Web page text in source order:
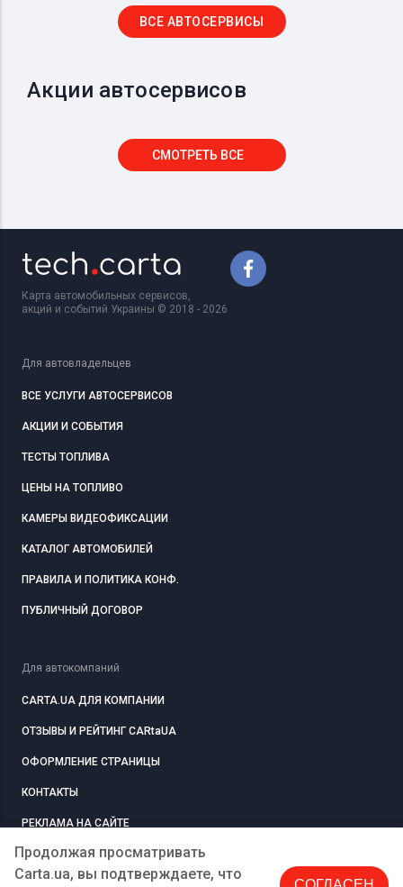
ВСЕ АВТОСЕРВИСЫ
Акции автосервисов
СМОТРЕТЬ ВСЕ
Продолжая просматривать
Carta.ua, вы подтверждаете, что
Карта автомобильных сервисов,
акций и событий Украины © 2018 - 2026
Для автовладельцев
ВСЕ УСЛУГИ АВТОСЕРВИСОВ
АКЦИИ И СОБЫТИЯ
ТЕСТЫ ТОПЛИВА
ЦЕНЫ НА ТОПЛИВО
КАМЕРЫ ВИДЕОФИКСАЦИИ
КАТАЛОГ АВТОМОБИЛЕЙ
ПРАВИЛА И ПОЛИТИКА КОНФ.
ПУБЛИЧНЫЙ ДОГОВОР
Для автокомпаний
CARTA.UA ДЛЯ КОМПАНИИ
ОТЗЫВЫ И РЕЙТИНГ CARtaUA
ОФОРМЛЕНИЕ СТРАНИЦЫ
КОНТАКТЫ
РЕКЛАМА НА САЙТЕ